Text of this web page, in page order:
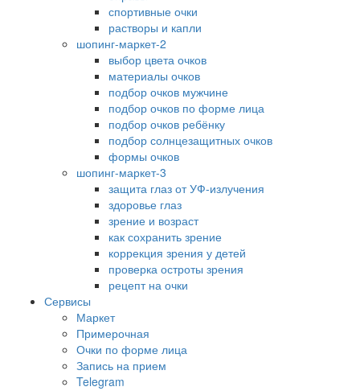
спортивные очки
растворы и капли
шопинг-маркет-2
выбор цвета очков
материалы очков
подбор очков мужчине
подбор очков по форме лица
подбор очков ребёнку
подбор солнцезащитных очков
формы очков
шопинг-маркет-3
защита глаз от УФ-излучения
здоровье глаз
зрение и возраст
как сохранить зрение
коррекция зрения у детей
проверка остроты зрения
рецепт на очки
Сервисы
Маркет
Примерочная
Очки по форме лица
Запись на прием
Telegram